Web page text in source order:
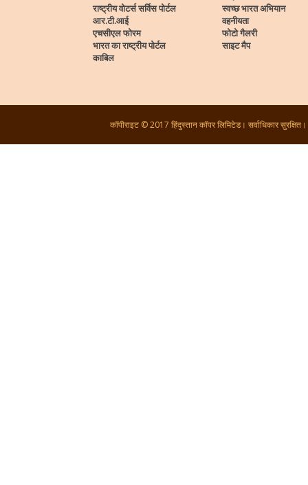
राष्ट्रीय वोटर्स सर्विस पोर्टल
आर.टी.आई
एचसीएल फोरम
भारत का राष्ट्रीय पोर्टल
काबिल
स्वच्छ भारत अभियान
वहनीयता
फोटो गैलरी
साइट मैप
कॉपीराइट © 2017 हिंदुस्तान कॉपर लिमिटेड। सर्वाधिकार सुरक्षित।